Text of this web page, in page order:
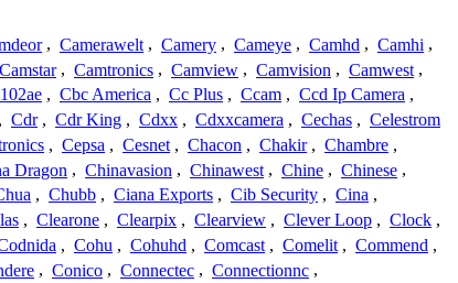
, Camerawelt , Camery , Cameye , Camhd , Camhi ,
Camstar , Camtronics , Camview , Camvision , Camwest ,
, Cbc America , Cc Plus , Ccam , Ccd Ip Camera ,
, Cdr , Cdr King , Cdxx , Cdxxcamera , Cechas , Celestrom
, Cepsa , Cesnet , Chacon , Chakir , Chambre ,
Dragon , Chinavasion , Chinawest , Chine , Chinese ,
, Chubb , Ciana Exports , Cib Security , Cina ,
, Clearone , Clearpix , Clearview , Clever Loop , Clock ,
, Cohu , Cohuhd , Comcast , Comelit , Commend ,
, Conico , Connectec , Connectionnc ,